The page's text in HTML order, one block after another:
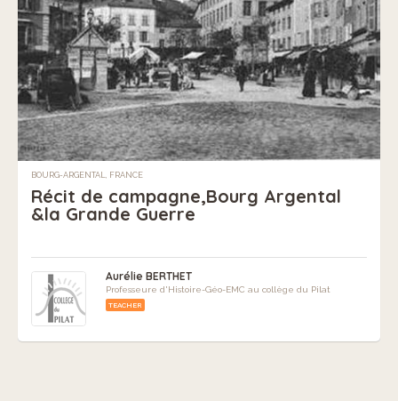
BOURG-ARGENTAL, FRANCE
Récit de campagne,Bourg Argental
&la Grande Guerre
Aurélie BERTHET
Professeure d'Histoire-Géo-EMC au collège du Pilat
TEACHER